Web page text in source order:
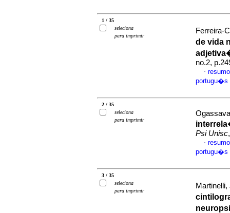
1 / 35
seleciona
para imprimir
Ferreira-
de vida
no.2,
·
portugu�s
2 / 35
seleciona
para imprimir
Psi Unisc
·
portugu�s
3 / 35
seleciona
para imprimir